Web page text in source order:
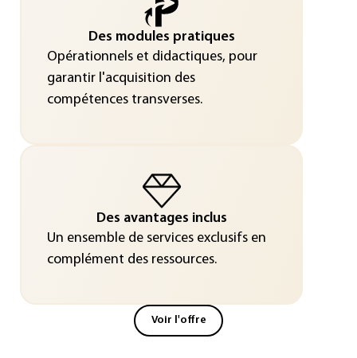
Des modules pratiques
Opérationnels et didactiques, pour
garantir l'acquisition des
compétences transverses.
Des avantages inclus
Un ensemble de services exclusifs en
complément des ressources.
Voir l'offre